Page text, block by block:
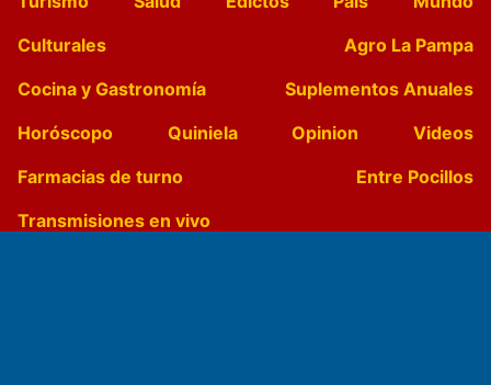
Culturales
Agro La Pampa
Cocina y Gastronomía
Suplementos Anuales
Horóscopo
Quiniela Opinion
Videos
Farmacias de turno
Entre Pocillos
Transmisiones en vivo